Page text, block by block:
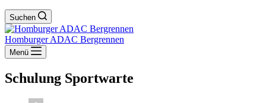
Suchen
Homburger ADAC Bergrennen
Menü
Schulung Sportwarte